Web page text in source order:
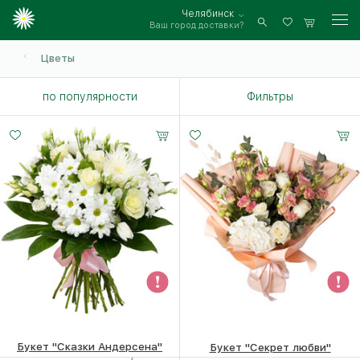
Челябинск
Ваш город доставки? Войти
Цветы
по популярности Фильтры
Букет "Сказки Андерсена" Букет "Секрет любви"